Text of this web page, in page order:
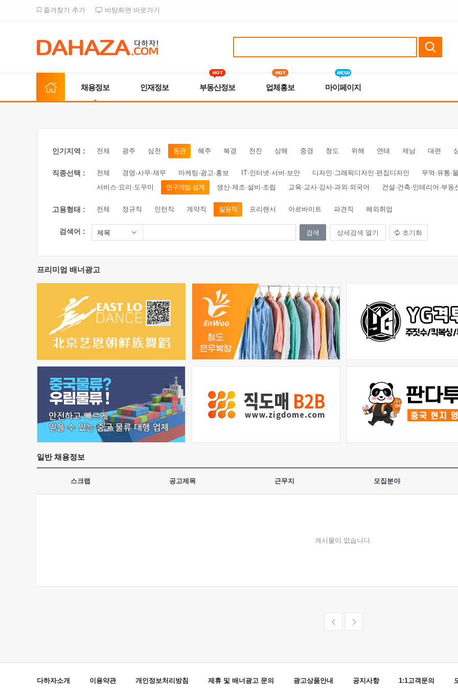
즐겨찾기 추가 바탕화면 바로가기
채용정보 인재정보 부동산정보 업체홍보 마이페이지
인기지역 : 전체 광주 심천 동관 혜주 북경 천진 상해 중경 청도 위해 연태 제남 대련
직종선택 : 전체 경영·사무·재무 마케팅·광고·홍보 IT·인터넷·서버·보안 디자인·그래픽디자인·편집디자인
무역·유통·
서비스·요리·도우미
연구개발·설계 생산·제조·설비·조립 교육·교사·강사·과외·외국어 건설·건축·인테리어·부동
고용형태 : 전체 정규직 인턴직 계약직 일용직 프리랜서 아르바이트 파견직 해외취업
검색어 : 제목 상세검색 열기 초기화
프리미엄 배너광고
일반채용정보
스크랩 공고제목 근무지 모집분야
게시물이 없습니다.
다하자소개 이용약관 개인정보처리방침 제휴 및 배너광고 문의 광고상품안내 공지사항 1:1고객문의